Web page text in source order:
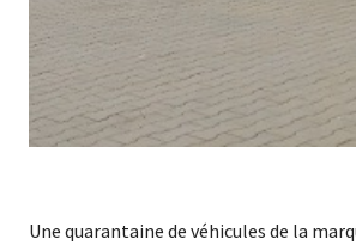
Une quarantaine de véhicules de la